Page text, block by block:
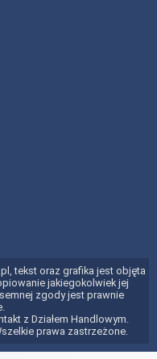
tekst oraz grafika jest objęta
jakiegokolwiek jej
zgody jest prawnie
z Działem Handlowym.
prawa zastrzeżone.